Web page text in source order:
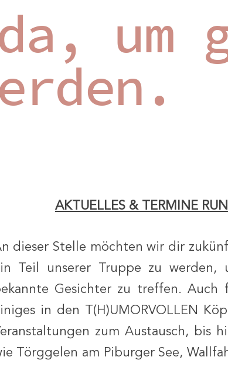
um
AKTUELLES & TERMINE
dieser Stelle möchten wir dir
Teil unserer Truppe zu werden,
Gesichter zu treffen. Auch
in den T(H)UMORVOLLEN
zum Austausch, bis
Törggelen am Piburger See,